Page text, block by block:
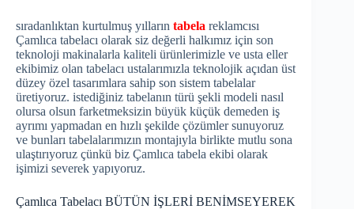
sıradanlıktan kurtulmuş yılların tabela reklamcısı
Çamlıca tabelacı olarak siz değerli halkımız için son
teknoloji makinalarla kaliteli ürünlerimizle ve usta eller
ekibimiz olan tabelacı ustalarımızla teknolojik açıdan üst
düzey özel tasarımlara sahip son sistem tabelalar
üretiyoruz. istediğiniz tabelanın türü şekli modeli nasıl
olursa olsun farketmeksizin büyük küçük demeden iş
ayrımı yapmadan en hızlı şekilde çözümler sunuyoruz
ve bunları tabelalarımızın montajıyla birlikte mutlu sona
ulaştırıyoruz çünkü biz Çamlıca tabela ekibi olarak
işimizi severek yapıyoruz.
Çamlıca Tabelacı BÜTÜN İŞLERİ BENİMSEYEREK